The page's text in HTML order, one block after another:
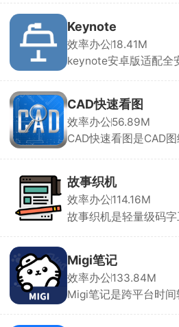
分钟、10分钟、1小时
月）。过期后邮箱地
邮件和数据将被永久删
全。
邮箱和高校.edu邮箱。
应用中统一管理多个邮
繁切换不同的邮件客户
自己的需求创建自定义
Keynote
效率办公18.41M
keynote安卓版适配全
的亮点，将内容一键粘
大纲中，自定义调整内
动生成你想要的ppt演
一些细节内容，就能
CAD快速看图
效率办公56.89M
CAD快速看图是CAD
DWG图纸。完整显示
充，自动匹配字体，解
保图纸显示完整无误。
看，方便用户进行图
故事织机
效率办公114.16M
故事织机是轻量级码
写小说、漫画、剧本、
随时记录灵感，可打标
线也能保存。还有AI 头
句脑洞，AI 自动补全
Migi笔记
效率办公133.84M
Migi笔记是跨平台时间